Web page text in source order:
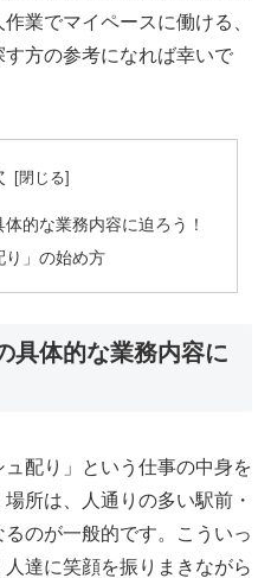
業でマイペースに働ける、
方の参考になれば幸いで
体的な業務内容に迫ろう！
り」の始め方
具体的な業務内容に
配り」という仕事の中身を
所は、人通りの多い駅前・
のが一般的です。こういっ
達に笑顔を振りまきながら